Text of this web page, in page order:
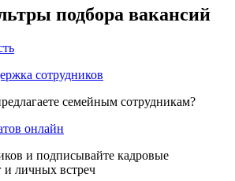
подбора вакансий
сотрудников
семейным сотрудникам?
онлайн
и подписывайте кадровые
и личных встреч